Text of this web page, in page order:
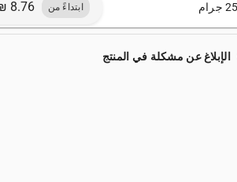
ابتداءً من
الإبلاغ عن مشكلة في المنتج